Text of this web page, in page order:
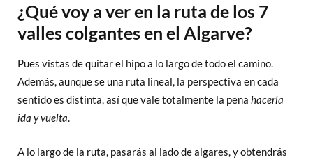
¿Qué voy a ver en la ruta de los 7
valles colgantes en el Algarve?
Pues vistas de quitar el hipo a lo largo de todo el camino.
Además, aunque se una ruta lineal, la perspectiva en cada
sentido es distinta, así que vale totalmente la pena hacerla
ida y vuelta.
A lo largo de la ruta, pasarás al lado de algares, y obtendrás